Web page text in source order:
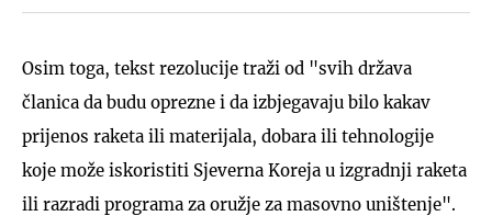
Osim toga, tekst rezolucije traži od "svih država
članica da budu oprezne i da izbjegavaju bilo kakav
prijenos raketa ili materijala, dobara ili tehnologije
koje može iskoristiti Sjeverna Koreja u izgradnji raketa
ili razradi programa za oružje za masovno uništenje".